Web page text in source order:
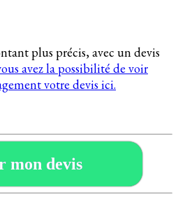
plus précis, avec un devis
avez la possibilité de voir
votre devis ici.
mon devis